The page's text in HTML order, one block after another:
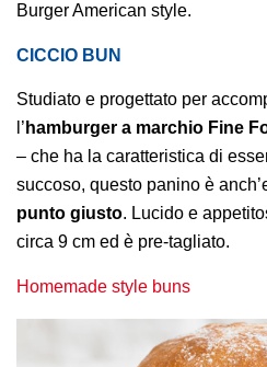
Burger American style.
CICCIO BUN
Studiato e progettato per
l’ hamburger a marchio Fine
– che ha la caratteristica di
succoso, questo panino è
punto giusto. Lucido e
circa 9 cm ed è pre-tagliato.
Homemade style buns